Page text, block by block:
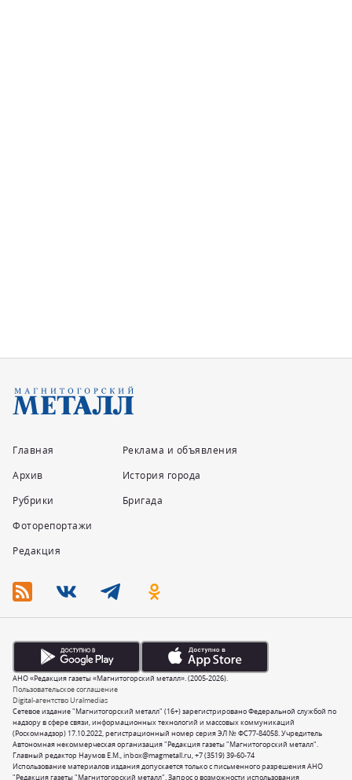
Главная
Архив
Рубрики
Фоторепортажи
Редакция
Реклама и объявления
История города
Бригада
Сетевое издание "Магнитогорский металл" (16+) зарегистрировано Федеральной службой по
надзору в сфере связи, информационных технологий и массовых коммуникаций
(Роскомнадзор) 17.10.2022, регистрационный номер серия ЭЛ № ФС77-84058. Учредитель
Автономная некоммерческая организация "Редакция газеты "Магнитогорский металл".
Главный редактор Наумов Е.М.,inbox@magmetall.ru,+7 (3519) 39-60-74
Использование материалов издания допускается только с письменного разрешения АНО
"Редакция газеты "Магнитогорский металл". Запрос о возможности использования
Пользовательское соглашение
Digital-агентство Uralmedias
АНО «Редакция газеты «Магнитогорский металл». (2005-2026).